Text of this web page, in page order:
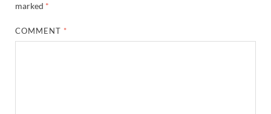
marked *
COMMENT *